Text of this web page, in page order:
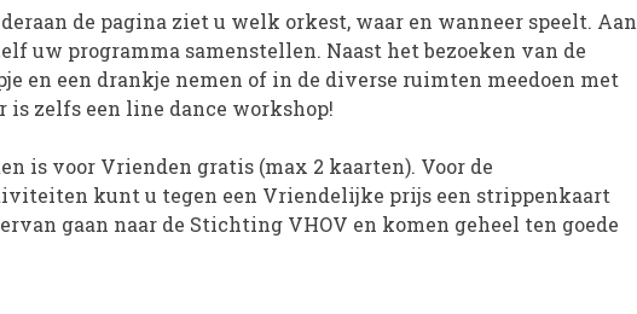
de pagina ziet u welk orkest, waar en wanneer speelt. Aan
uw programma samenstellen. Naast het bezoeken van de
en een drankje nemen of in de diverse ruimten meedoen met
zelfs een line dance workshop!
is voor Vrienden gratis (max 2 kaarten). Voor de
kunt u tegen een Vriendelijke prijs een strippenkaart
gaan naar de Stichting VHOV en komen geheel ten goede